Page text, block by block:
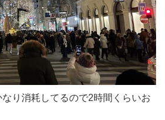
り消耗してるので2時間くらいお